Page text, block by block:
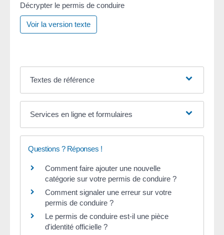
Décrypter le permis de conduire
Voir la version texte
Textes de référence
Services en ligne et formulaires
Questions ? Réponses !
Comment faire ajouter une nouvelle
catégorie sur votre permis de conduire ?
Comment signaler une erreur sur votre
permis de conduire ?
Le permis de conduire est-il une pièce
d'identité officielle ?